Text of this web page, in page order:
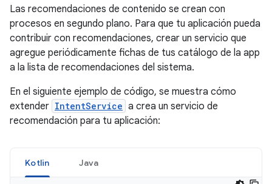
Las recomendaciones de contenido se crean con
procesos en segundo plano. Para que tu aplicación pueda
contribuir con recomendaciones, crear un servicio que
agregue periódicamente fichas de tus catálogo de la app
a la lista de recomendaciones del sistema.
En el siguiente ejemplo de código, se muestra cómo
extender IntentService a crea un servicio de
recomendación para tu aplicación:
Kotlin Java